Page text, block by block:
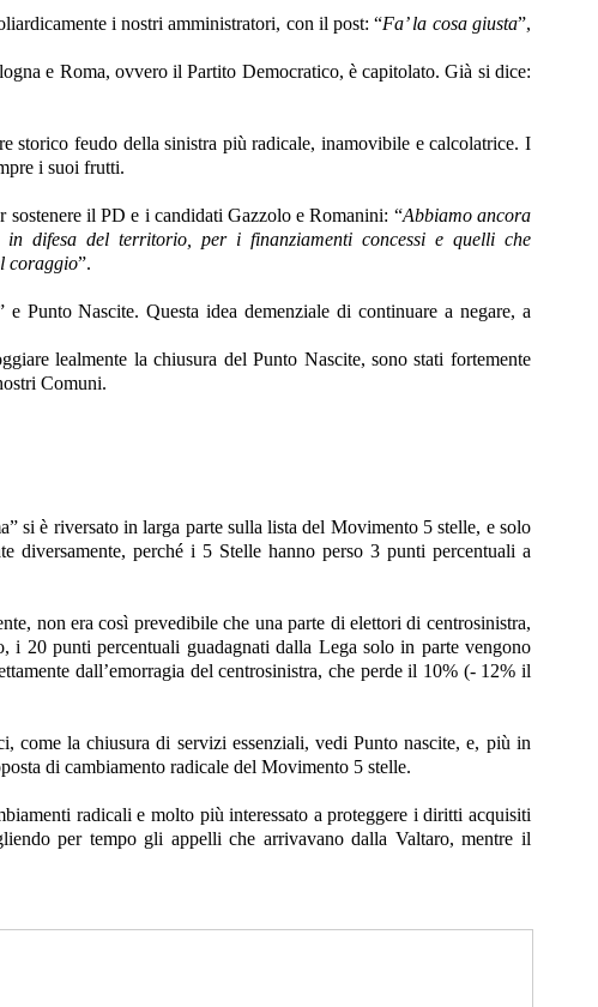
i nostri amministratori, con il post: “Fa’ la cosa giusta”,
e Roma, ovvero il Partito Democratico, è capitolato. Già si dice:
storico feudo della sinistra più radicale, inamovibile e calcolatrice. I
i suoi frutti.
il PD e i candidati Gazzolo e Romanini: “Abbiamo ancora
in difesa del territorio, per i finanziamenti concessi e quelli che
coraggio”.
Punto Nascite. Questa idea demenziale di continuare a negare, a
lealmente la chiusura del Punto Nascite, sono stati fortemente
Comuni.
si è riversato in larga parte sulla lista del Movimento 5 stelle, e solo
diversamente, perché i 5 Stelle hanno perso 3 punti percentuali a
non era così prevedibile che una parte di elettori di centrosinistra,
20 punti percentuali guadagnati dalla Lega solo in parte vengono
dall’emorragia del centrosinistra, che perde il 10% (- 12% il
come la chiusura di servizi essenziali, vedi Punto nascite, e, più in
di cambiamento radicale del Movimento 5 stelle.
radicali e molto più interessato a proteggere i diritti acquisiti
per tempo gli appelli che arrivavano dalla Valtaro, mentre il